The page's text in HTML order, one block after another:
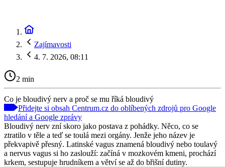
Zajímavosti
4. 7. 2026, 08:11
2 min
Co je bloudivý nerv a proč se mu říká bloudivý
Přidejte si obsah Centrum.cz do oblíbených zdrojů pro Google
hledání a Google zprávy
Bloudivý nerv zní skoro jako postava z pohádky. Něco, co se
ztratilo v těle a teď se toulá mezi orgány. Jenže jeho název je
překvapivě přesný. Latinské vagus znamená bloudivý nebo toulavý
a nervus vagus si ho zaslouží: začíná v mozkovém kmeni, prochází
krkem, sestupuje hrudníkem a větví se až do břišní dutiny.